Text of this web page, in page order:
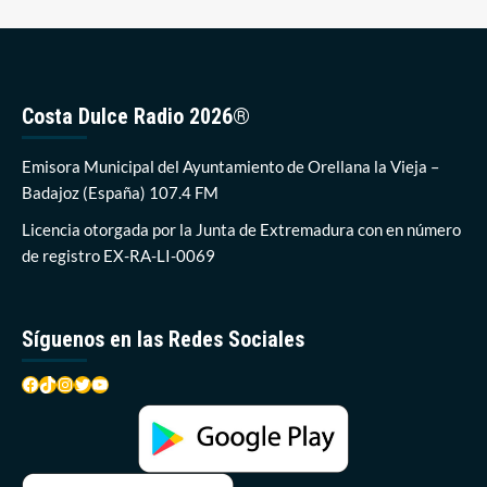
Agrupación
Local
Protección
Civil
Orellana
Costa Dulce Radio 2026®
Emisora Municipal del Ayuntamiento de Orellana la Vieja –
Badajoz (España) 107.4 FM
Licencia otorgada por la Junta de Extremadura con en número
de registro EX-RA-LI-0069
Síguenos en las Redes Sociales
Facebook
TikTok
Instagram
Twitter
YouTube